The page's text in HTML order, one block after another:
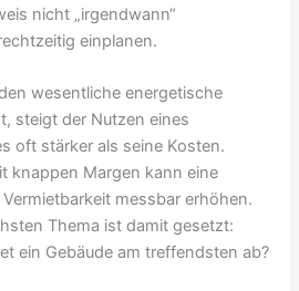
nicht „irgendwann“
einplanen.
wesentliche energetische
steigt der Nutzen eines
oft stärker als seine Kosten.
knappen Margen kann eine
messbar erhöhen.
Thema ist damit gesetzt:
ein Gebäude am treffendsten ab?